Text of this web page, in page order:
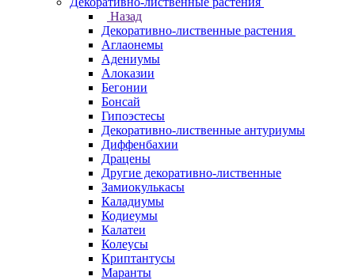
Назад
Декоративно-лиственные растения
Аглаонемы
Адениумы
Алоказии
Бегонии
Бонсай
Гипоэстесы
Декоративно-лиственные антуриумы
Диффенбахии
Драцены
Другие декоративно-лиственные
Замиокулькасы
Каладиумы
Кодиеумы
Калатеи
Колеусы
Криптантусы
Маранты